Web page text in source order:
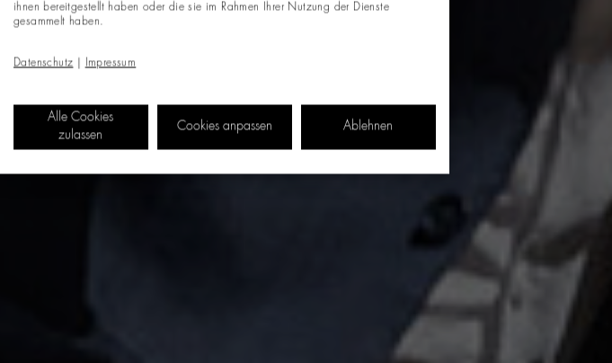
ihnen bereitgestellt haben oder die sie im Rahmen Ihrer Nutzung der Dienste
gesammelt haben.
Datenschutz Impressum
Alle Cookies
zulassen
Cookies anpassen Ablehnen